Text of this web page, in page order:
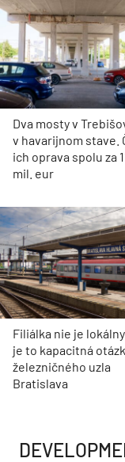
Dva mosty v
v havarijnom stave.
ich oprava spolu za
mil. eur
Filiálka nie je
je to kapacitná
železničného uzla
Bratislava